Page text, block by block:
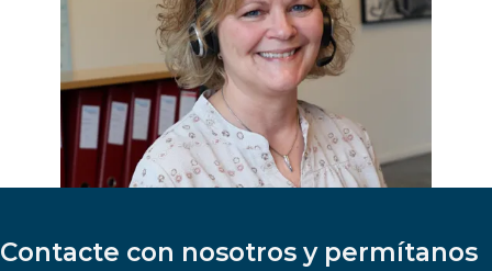
Contacte con nosotros y permítanos